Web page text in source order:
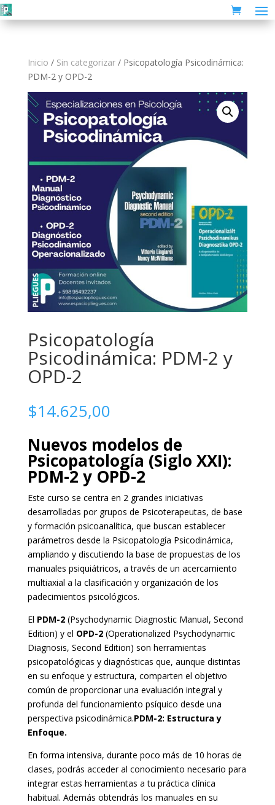
Inicio / Sin categorizar/ Psicopatología Psicodinámica:
PDM-2 y OPD-2
Psicopatología
Psicodinámica: PDM-2 y
OPD-2
$14.625,00
Nuevos modelos de
Psicopatología (Siglo XXI):
PDM-2 y OPD-2
Este curso se centra en 2 grandes iniciativas
desarrolladas por grupos de Psicoterapeutas, de base
y formación psicoanalítica, que buscan establecer
parámetros desde la Psicopatología Psicodinámica,
ampliando y discutiendo la base de propuestas de los
manuales psiquiátricos, a través de un acercamiento
multiaxial a la clasificación y organización de los
padecimientos psicológicos.
El PDM-2(Psychodynamic Diagnostic Manual, Second
Edition) y el OPD-2(Operationalized Psychodynamic
Diagnosis, Second Edition) son herramientas
psicopatológicas y diagnósticas que, aunque distintas
en su enfoque y estructura, comparten el objetivo
común de proporcionar una evaluación integral y
profunda del funcionamiento psíquico desde una
perspectiva psicodinámica.PDM-2: Estructura y
Enfoque.
En forma intensiva, durante poco más de 10 horas de
clases, podrás acceder al conocimiento necesario para
integrar estas herramientas a tu práctica clínica
habitual. Además obtendrás los manuales en su